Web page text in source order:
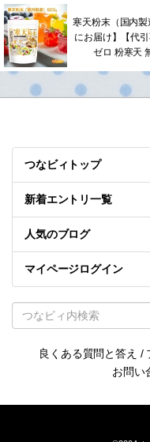
くまくま(10.09)
お友達のお店(10.08)
ふたりで(10.07)
完成！(10.07)
リンク
ブログトップ
寒天粉末（国内製